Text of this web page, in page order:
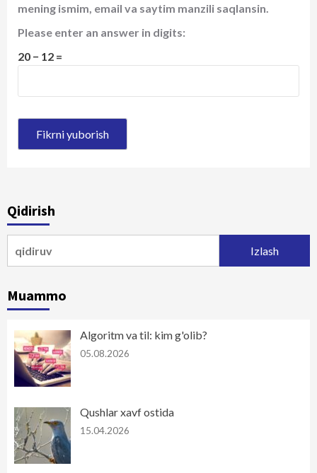
mening ismim, email va saytim manzili saqlansin.
Please enter an answer in digits:
20 − 12 =
Qidirish
Muammo
Algoritm va til: kim g'olib?
05.08.2026
Qushlar xavf ostida
15.04.2026